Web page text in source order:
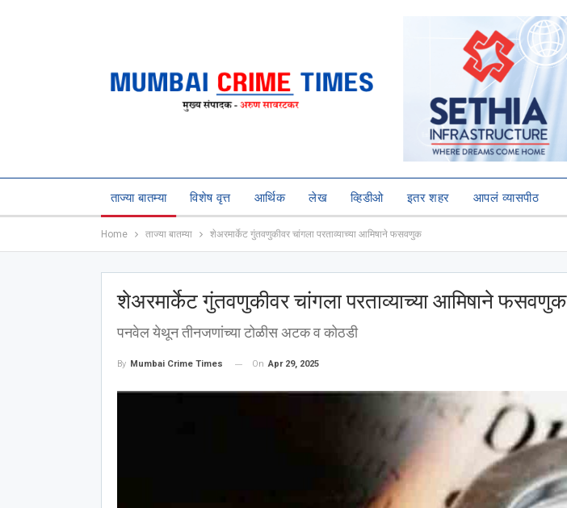
ताज्या बातम्या विशेष वृत्त आर्थिक लेख व्हिडीओ इतर शहर आपलं व्यासपीठ
Home ताज्या बातम्या शेअरमार्केट गुंतवणुकीवर चांगला परताव्याच्या आमिषाने फसवणुक
शेअरमार्केट गुंतवणुकीवर चांगला परताव्याच्या आमिषाने फसवणुक
पनवेल येथून तीनजणांच्या टोळीस अटक व कोठडी
By Mumbai Crime Times On Apr 29, 2025